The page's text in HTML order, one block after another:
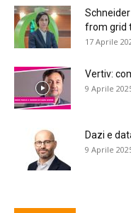
from grid
17 Aprile
Vertiv:
9 Aprile
Dazi e
9 Aprile